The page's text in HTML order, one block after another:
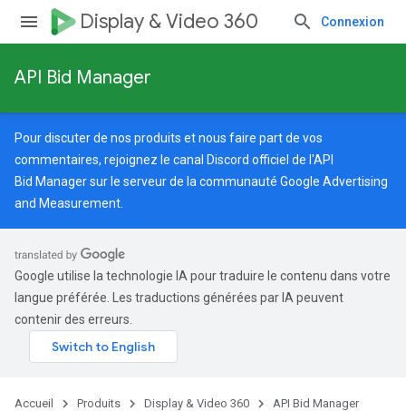
Display & Video 360 Connexion
API Bid Manager
Pour discuter de nos produits et nous faire part de vos
commentaires, rejoignez le canal Discord officiel de l'API
Bid Manager sur le serveur de la communauté Google Advertising
and Measurement
Google utilise la technologie IA pour traduire le contenu dans votre
langue préférée. Les traductions générées par IA peuvent
contenir des erreurs.
Accueil Produits Display & Video 360
API Bid Manager